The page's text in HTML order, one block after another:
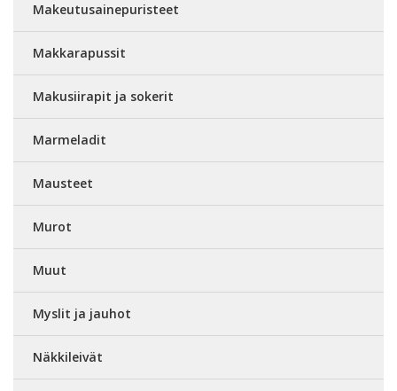
Makeutusainepuristeet
Makkarapussit
Makusiirapit ja sokerit
Marmeladit
Mausteet
Murot
Muut
Myslit ja jauhot
Näkkileivät